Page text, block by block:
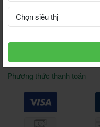
220.000 đ
Phương thức thanh toán